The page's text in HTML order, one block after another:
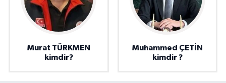
Murat TÜRKMEN
kimdir?
Muhammed ÇETİN
kimdir ?